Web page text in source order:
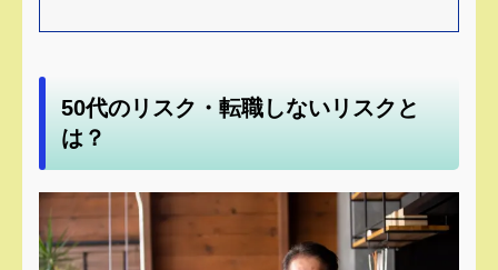
50代のリスク・転職しないリスクと
は？